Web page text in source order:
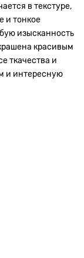
в текстуре,
и тонкое
изысканность
красивым
ткачества и
и интересную